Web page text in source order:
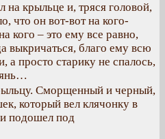
на крыльце и, тряся головой,
что он вот-вот на кого-
кого – это ему все равно,
выкричаться, благо ему всю
а просто старику не спалось,
Сморщенный и черный,
который вел клячонку в
и подошел под